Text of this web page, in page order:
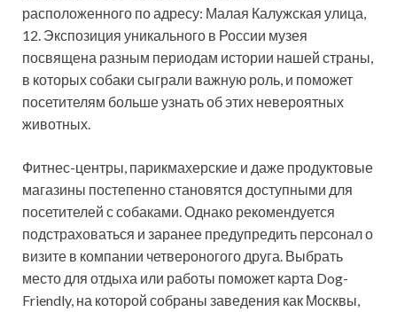
расположенного по адресу: Малая Калужская улица,
12. Экспозиция уникального в России музея
посвящена разным периодам истории нашей страны,
в которых собаки сыграли важную роль, и поможет
посетителям больше узнать об этих невероятных
животных.
Фитнес-центры, парикмахерские и даже продуктовые
магазины постепенно становятся доступными для
посетителей с собаками. Однако рекомендуется
подстраховаться и заранее предупредить персонал о
визите в компании четвероногого друга. Выбрать
место для отдыха или работы поможет карта Dog-
Friendly, на которой собраны заведения как Москвы,